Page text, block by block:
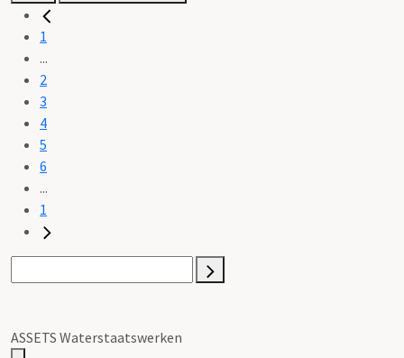
1
...
2
3
4
5
6
...
1
ASSETS Waterstaatswerken